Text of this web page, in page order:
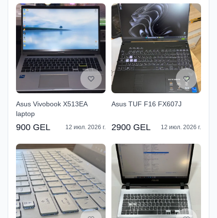
Asus Vivobook X513EA
laptop
900 GEL 12 июл. 2026 г.
Asus TUF F16 FX607J
2900 GEL 12 июл. 2026 г.